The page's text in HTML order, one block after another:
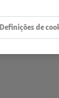
Definições de